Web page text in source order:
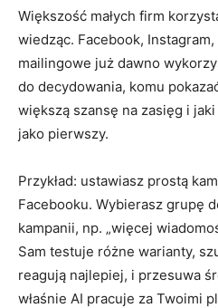
Większość małych firm
wiedząc. Facebook,
mailingowe już dawno
do decydowania, komu
większą szansę na zasięg i
jako pierwszy.
Przykład: ustawiasz prostą
Facebooku. Wybierasz grupę
kampanii, np. „więcej
Sam testuje różne warianty,
reagują najlepiej, i przesuwa
właśnie AI pracuje za Twoimi